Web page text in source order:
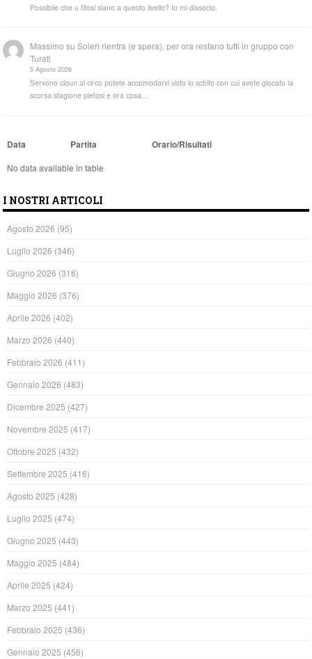
Possibile che u tifosi siano a questo livello? Io mi dissocio.
Massimo suSoleri rientra (e spera), per ora restano tutti in gruppo con
Turati
5 Agosto 2026
Servono cloun al circo potete accomodarvi visto lo schifo con cui avete giocato la
scorsa stagione pietosi e ora cosa…
Data Partita Orario/Risultati
No data available in table
I NOSTRI ARTICOLI
Agosto 2026 (95)
Luglio 2026 (346)
Giugno 2026 (316)
Maggio 2026 (376)
Aprile 2026 (402)
Marzo 2026 (440)
Febbraio 2026 (411)
Gennaio 2026 (483)
Dicembre 2025 (427)
Novembre 2025 (417)
Ottobre 2025 (432)
Settembre 2025 (416)
Agosto 2025 (428)
Luglio 2025 (474)
Giugno 2025 (443)
Maggio 2025 (484)
Aprile 2025 (424)
Marzo 2025 (441)
Febbraio 2025 (436)
Gennaio 2025 (456)